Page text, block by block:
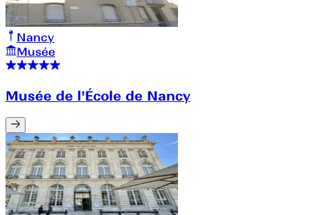
Nancy
Musée
Musée de l'École de Nancy